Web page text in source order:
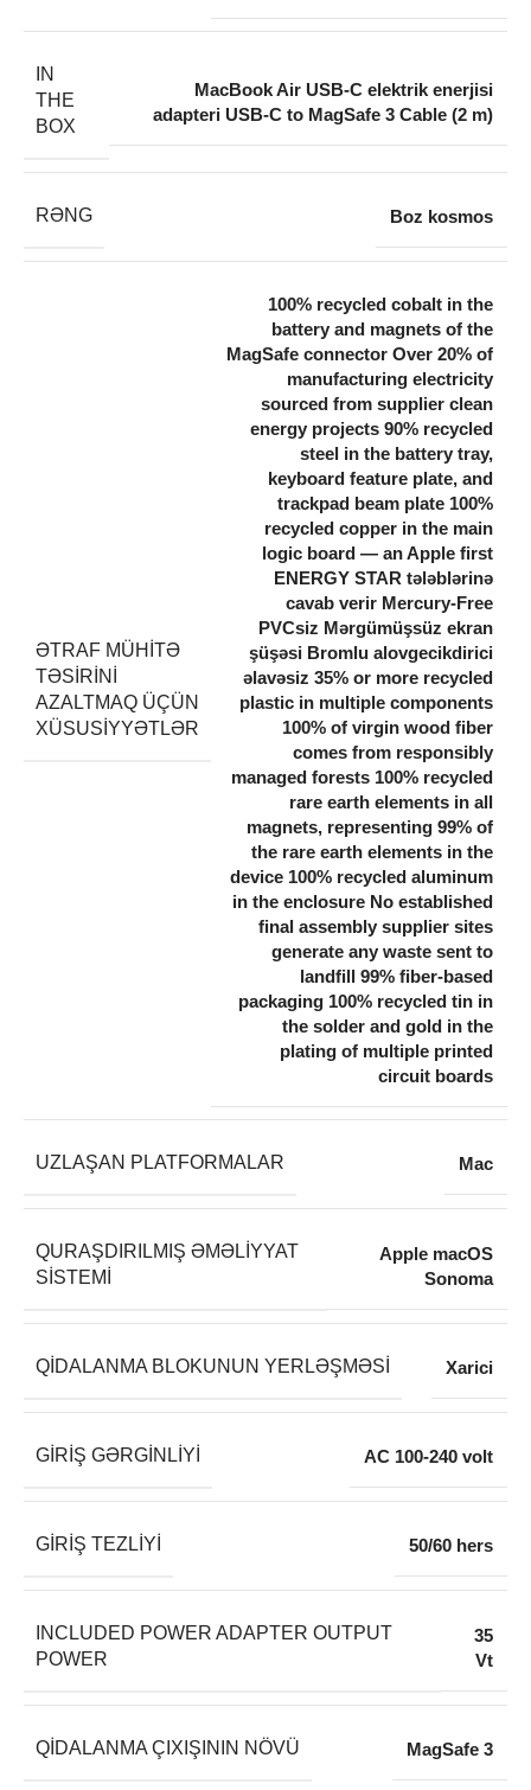
IN
THE
BOX
MacBook Air USB-C elektrik enerjisi
adapteri USB-C to MagSafe 3 Cable (2 m)
RƏNG Boz kosmos
ƏTRAF MÜHITƏ
TƏSIRINI
AZALTMAQ ÜÇÜN
XÜSUSIYYƏTLƏR
100% recycled cobalt in the
battery and magnets of the
MagSafe connector Over 20% of
manufacturing electricity
sourced from supplier clean
energy projects 90% recycled
steel in the battery tray,
keyboard feature plate, and
trackpad beam plate 100%
recycled copper in the main
logic board — an Apple first
ENERGY STAR tələblərinə
cavab verir Mercury-Free
PVCsiz Mərgümüşsüz ekran
şüşəsi Bromlu alovgecikdirici
əlavəsiz 35% or more recycled
plastic in multiple components
100% of virgin wood fiber
comes from responsibly
managed forests 100% recycled
rare earth elements in all
magnets, representing 99% of
the rare earth elements in the
device 100% recycled aluminum
in the enclosure No established
final assembly supplier sites
generate any waste sent to
landfill 99% fiber-based
packaging 100% recycled tin in
the solder and gold in the
plating of multiple printed
circuit boards
UZLAŞAN PLATFORMALAR Mac
QURAŞDIRILMIŞ ƏMƏLIYYAT
SISTEMI
Apple macOS
Sonoma
QIDALANMA BLOKUNUN YERLƏŞMƏSI Xarici
GIRIŞ GƏRGINLIYI AC 100-240 volt
GIRIŞ TEZLIYI 50/60 hers
INCLUDED POWER ADAPTER OUTPUT
POWER
35
Vt
QIDALANMA ÇIXIŞININ NÖVÜ MagSafe 3